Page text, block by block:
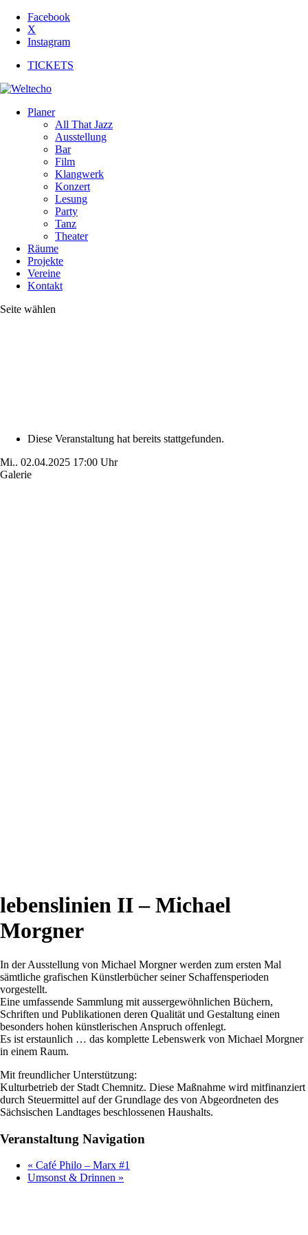
Facebook
X
Instagram
TICKETS
Planer
All That Jazz
Ausstellung
Bar
Film
Klangwerk
Konzert
Lesung
Party
Tanz
Theater
Räume
Projekte
Vereine
Kontakt
Seite wählen
Diese Veranstaltung hat bereits stattgefunden.
Mi.. 02.04.2025 17:00 Uhr
Galerie
lebenslinien II – Michael
Morgner
In der Ausstellung von Michael Morgner werden zum ersten Mal
sämtliche grafischen Künstlerbücher seiner Schaffensperioden
vorgestellt.
Eine umfassende Sammlung mit aussergewöhnlichen Büchern,
Schriften und Publikationen deren Qualität und Gestaltung einen
besonders hohen künstlerischen Anspruch offenlegt.
Es ist erstaunlich … das komplette Lebenswerk von Michael Morgner
in einem Raum.
Mit freundlicher Unterstützung:
Kulturbetrieb der Stadt Chemnitz. Diese Maßnahme wird mitfinanziert
durch Steuermittel auf der Grundlage des von Abgeordneten des
Sächsischen Landtages beschlossenen Haushalts.
Veranstaltung Navigation
« Café Philo – Marx #1
Umsonst & Drinnen »